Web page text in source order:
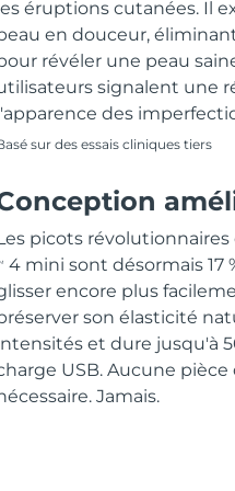
éruptions cutanées. Il
en douceur,
révéler une peau
signalent une
des
sur des essais cliniques tiers
picots révolutionnaires
4 mini sont désormais 17
encore plus
son élasticité
et dure jusqu'à
USB. Aucune
Jamais.